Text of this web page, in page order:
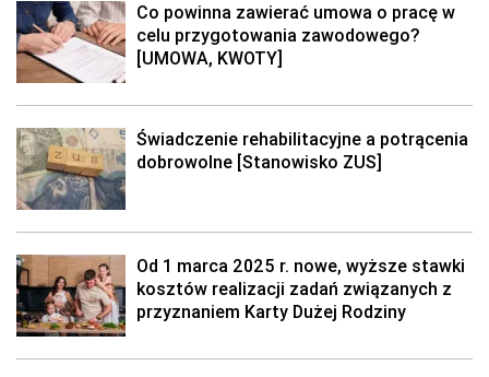
Co powinna zawierać umowa o pracę w
celu przygotowania zawodowego?
[UMOWA, KWOTY]
Świadczenie rehabilitacyjne a potrącenia
dobrowolne [Stanowisko ZUS]
Od 1 marca 2025 r. nowe, wyższe stawki
kosztów realizacji zadań związanych z
przyznaniem Karty Dużej Rodziny